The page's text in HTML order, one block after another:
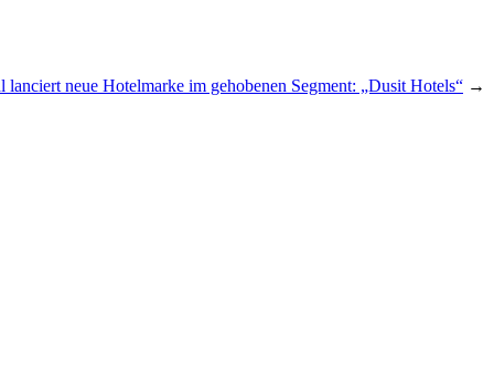
neue Hotelmarke im gehobenen Segment: „Dusit Hotels“ →